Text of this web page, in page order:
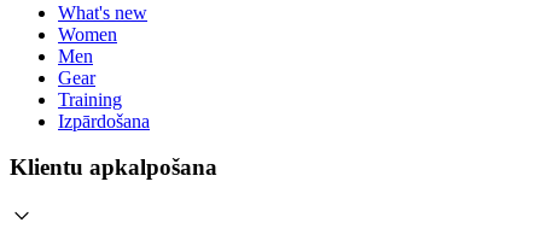
What's new
Women
Men
Gear
Training
Izpārdošana
Klientu apkalpošana